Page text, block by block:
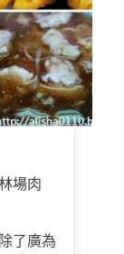
場肉
了廣為